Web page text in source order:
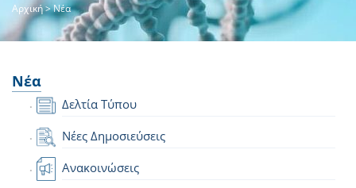
Αρχική> Νέα
Νέα
Δελτία Τύπου
Νέες Δημοσιεύσεις
Ανακοινώσεις